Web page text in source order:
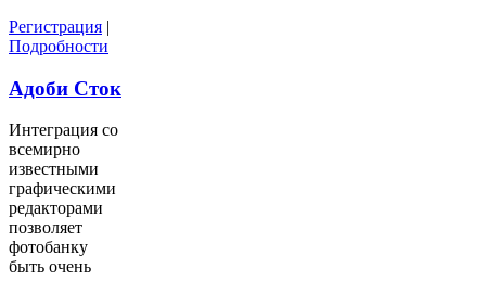
Регистрация |
Подробности
Адоби Сток
Интеграция со
всемирно
известными
графическими
редакторами
позволяет
фотобанку
быть очень